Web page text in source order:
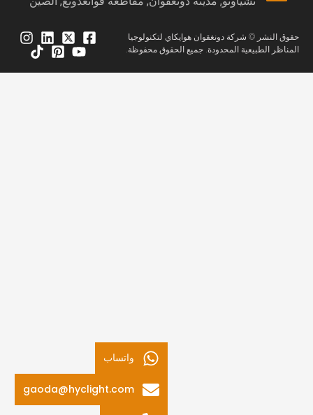
النشر © شركة دونغقوان هوايكاي لتكنولوجيا
الطبيعية المحدودة. جميع الحقوق محفوظة.
واتساب
gaoda@hyclight.com